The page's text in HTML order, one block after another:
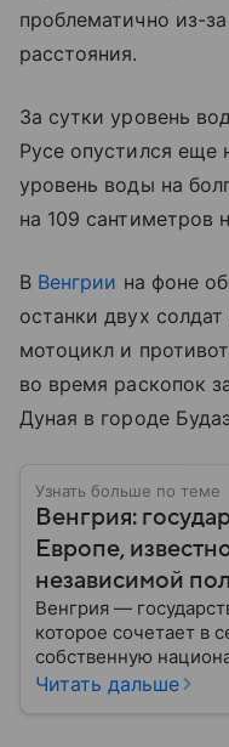
проблематично из-
расстояния.
За сутки уровень
Русе опустился еще
уровень воды на
на 109 сантиметров
В Венгрии на фоне
останки двух
мотоцикл и
во время раскопок
Дуная в городе
Узнать больше по теме
Венгрия:
Европе,
независимой
Венгрия —
которое сочетает в
собственную
страна играет
Читать дальше